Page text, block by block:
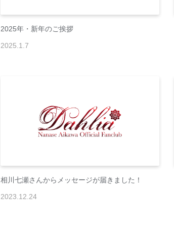
2025年・新年のご挨拶
2025.1.7
相川七瀬さんからメッセージが届きました！
2023 12 24